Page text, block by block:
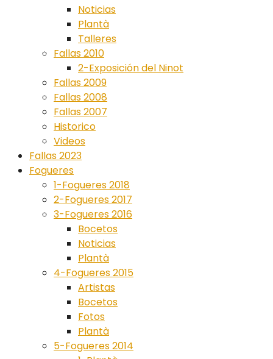
Noticias
Plantà
Talleres
Fallas 2010
2-Exposición del Ninot
Fallas 2009
Fallas 2008
Fallas 2007
Historico
Videos
Fallas 2023
Fogueres
1-Fogueres 2018
2-Fogueres 2017
3-Fogueres 2016
Bocetos
Noticias
Plantà
4-Fogueres 2015
Artistas
Bocetos
Fotos
Plantà
5-Fogueres 2014